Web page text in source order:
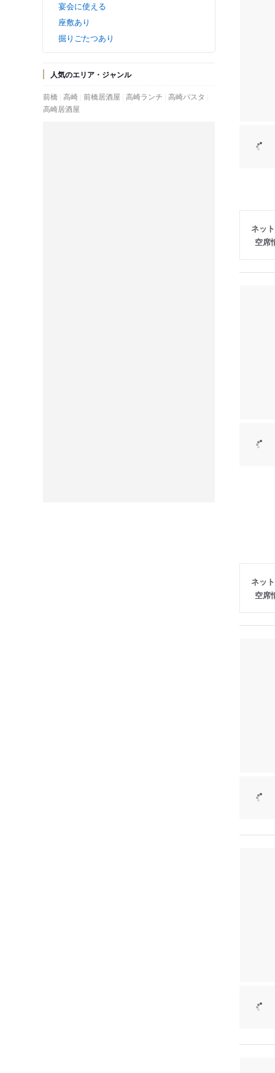
宴会に使える
座敷あり
掘りごたつあり
人気のエリア・ジャンル
前橋 高崎 前橋居酒屋 高崎ランチ 高崎パスタ
高崎居酒屋
ネッ
空席
ネッ
空席